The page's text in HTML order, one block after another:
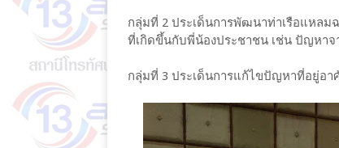
กลุ่มที่ 2 ประเด็นการพัฒนาท่าเรือแหล
ที่เกิดขึ้นกับพี่น้องประชาชน เช่น ปัญหาจ
กลุ่มที่ 3 ประเด็นการแก้ไขปัญหาที่อยู่อ